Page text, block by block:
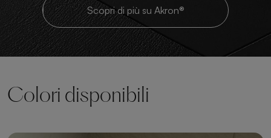
Scopri di più su Akron®
Colori disponibili